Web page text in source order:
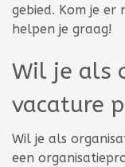
gebied. Kom je er
helpen je graag!
Wil je als
vacature
Wil je als
een